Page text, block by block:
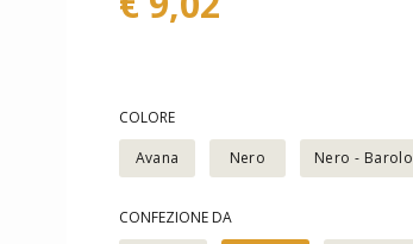
COLORE
Avana
Nero Nero - Barolo
CONFEZIONE DA